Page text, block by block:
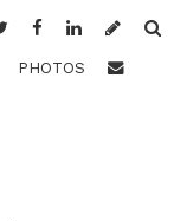
PHOTOS